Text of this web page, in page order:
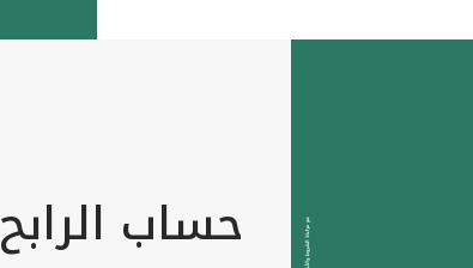
حساب الرابح